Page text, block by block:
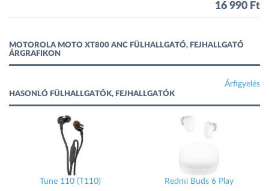
16 990 Ft
MOTOROLA MOTO XT800 ANC FÜLHALLGATÓ, FEJHALLGATÓ
ÁRGRAFIKON
Árfigyelés
HASONLÓ FÜLHALLGATÓK, FEJHALLGATÓK
Tune 110 (T110) Redmi Buds 6 Play